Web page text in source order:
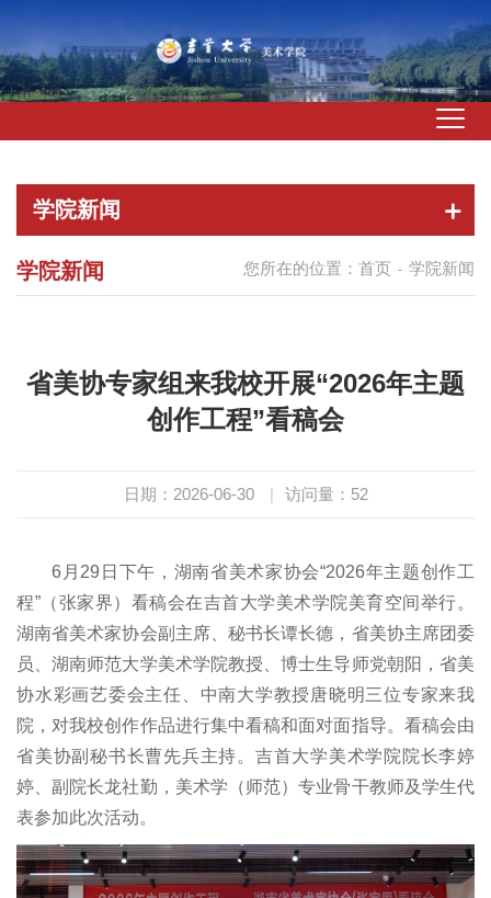
学院新闻
您所在的位置： 首页 - 学院新闻
学院新闻
省美协专家组来我校开展“2026年主题
创作工程”看稿会
日期：2026-06-30 | 访问量： 52
6月29日下午，湖南省美术家协会“2026年主题创作工
程”（张家界）看稿会在吉首大学美术学院美育空间举行。
湖南省美术家协会副主席、秘书长谭长德，省美协主席团委
员、湖南师范大学美术学院教授、博士生导师党朝阳，省美
协水彩画艺委会主任、中南大学教授唐晓明三位专家来我
院，对我校创作作品进行集中看稿和面对面指导。看稿会由
省美协副秘书长曹先兵主持。吉首大学美术学院院长李婷
婷、副院长龙社勤，美术学（师范）专业骨干教师及学生代
表参加此次活动。